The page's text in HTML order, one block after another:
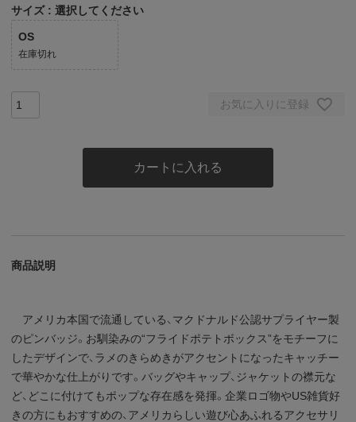
サイズ 選択してください
OS
在庫切れ
お気に入りに登録
カートに入れる
商品説明
アメリカ本国で流通している、マクドナルド公認サプライヤー製
のピンバッジ。お馴染みの“フライドポテトボックス”をモチーフに
したデザインで、ラメのきらめきがアクセントになったキャッチー
で華やかな仕上がりです。バッグやキャップ、ジャケットの襟元な
ど、どこに付けてもポップな存在感を発揮。企業ロゴ物やUS雑貨好
きの方にもおすすめの、アメリカらしい遊び心あふれるアクセサリ